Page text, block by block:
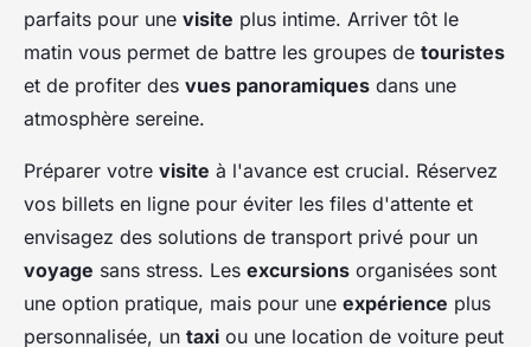
parfaits pour une visite plus intime. Arriver tôt le
matin vous permet de battre les groupes de touristes
et de profiter des vues panoramiques dans une
atmosphère sereine.
Préparer votre visite à l'avance est crucial. Réservez
vos billets en ligne pour éviter les files d'attente et
envisagez des solutions de transport privé pour un
voyage sans stress. Les excursions organisées sont
une option pratique, mais pour une expérience plus
personnalisée, un taxi ou une location de voiture peut